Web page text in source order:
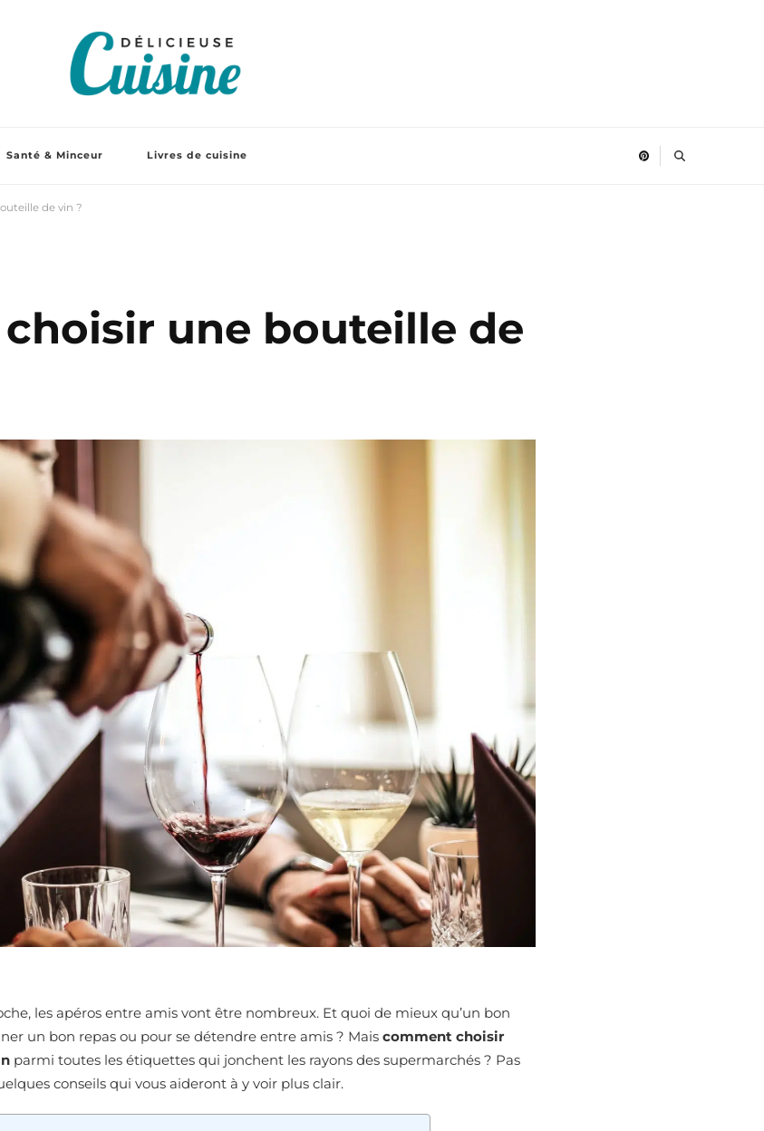
Santé & Minceur Livres de cuisine
de vin ?
une bouteille de
les apéros entre amis vont être nombreux. Et quoi de mieux qu’un bon
un bon repas ou pour se détendre entre amis ? Mais comment choisir
parmi toutes les étiquettes qui jonchent les rayons des supermarchés ? Pas
conseils qui vous aideront à y voir plus clair.